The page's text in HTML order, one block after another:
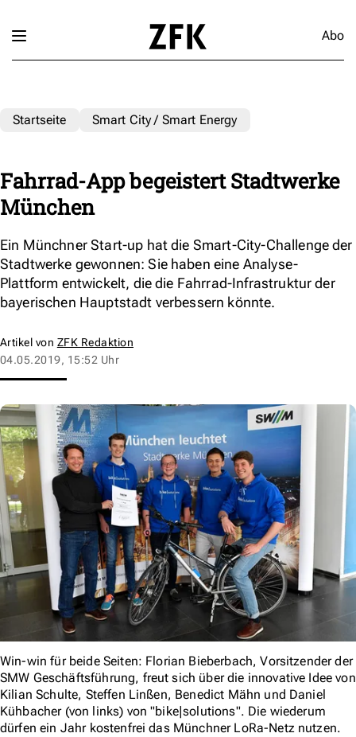
Abo
Startseite Smart City / Smart Energy
Fahrrad-App begeistert Stadtwerke
München
Ein Münchner Start-up hat die Smart-City-Challenge der
Stadtwerke gewonnen: Sie haben eine Analyse-
Plattform entwickelt, die die Fahrrad-Infrastruktur der
bayerischen Hauptstadt verbessern könnte.
Artikel von ZFK Redaktion
04.05.2019, 15:52 Uhr
Win-win für beide Seiten: Florian Bieberbach, Vorsitzender der
SMW Geschäftsführung, freut sich über die innovative Idee von
Kilian Schulte, Steffen Linßen, Benedict Mähn und Daniel
Kühbacher (von links) von "bike|solutions". Die wiederum
dürfen ein Jahr kostenfrei das Münchner LoRa-Netz nutzen.